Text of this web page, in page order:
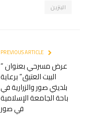
البنزين
عرض مسرحي بعنوان ”
البيت العتيق” برعاية
بلديتي صور والزرارية في
باحة الجامعة الإسلامية
في صور